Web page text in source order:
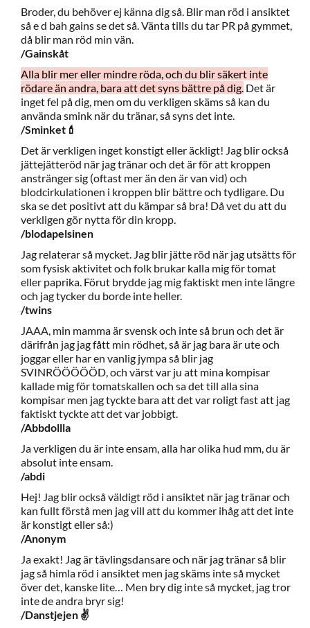
Broder, du behöver ej känna dig så. Blir man röd i ansiktet
så e d bah gains se det så. Vänta tills du tar PR på gymmet,
då blir man röd min vän.
/Gainskåt
Alla blir mer eller mindre röda, och du blir säkert inte
rödare än andra, bara att det syns bättre på dig. Det är
inget fel på dig, men om du verkligen skäms så kan du
använda smink när du tränar, så syns det inte.
/Sminket💄
Det är verkligen inget konstigt eller äckligt! Jag blir också
jättejätteröd när jag tränar och det är för att kroppen
anstränger sig (oftast mer än den är van vid) och
blodcirkulationen i kroppen blir bättre och tydligare. Du
ska se det positivt att du kämpar så bra! Då vet du att du
verkligen gör nytta för din kropp.
/blodapelsinen
Jag relaterar så mycket. Jag blir jätte röd när jag utsätts för
som fysisk aktivitet och folk brukar kalla mig för tomat
eller paprika. Förut brydde jag mig faktiskt men inte längre
och jag tycker du borde inte heller.
/twins
JAAA, min mamma är svensk och inte så brun och det är
därifrån jag jag fått min rödhet, så är jag bara är ute och
joggar eller har en vanlig jympa så blir jag
SVINRÖÖÖÖÖD, och värst var ju att mina kompisar
kallade mig för tomatskallen och sa det till alla sina
kompisar men jag tyckte bara att det var roligt fast att jag
faktiskt tyckte att det var jobbigt.
/Abbdollla
Ja verkligen du är inte ensam, alla har olika hud mm, du är
absolut inte ensam.
/abdi
Hej! Jag blir också väldigt röd i ansiktet när jag tränar och
kan fullt förstå men jag vill att du kommer ihåg att det inte
är konstigt eller så:)
/Anonym
Ja exakt! Jag är tävlingsdansare och när jag tränar så blir
jag så himla röd i ansiktet men jag skäms inte så mycket
över det, kanske lite… Men bry dig inte så mycket, jag tror
inte de andra bryr sig!
/Danstjejen ✌️